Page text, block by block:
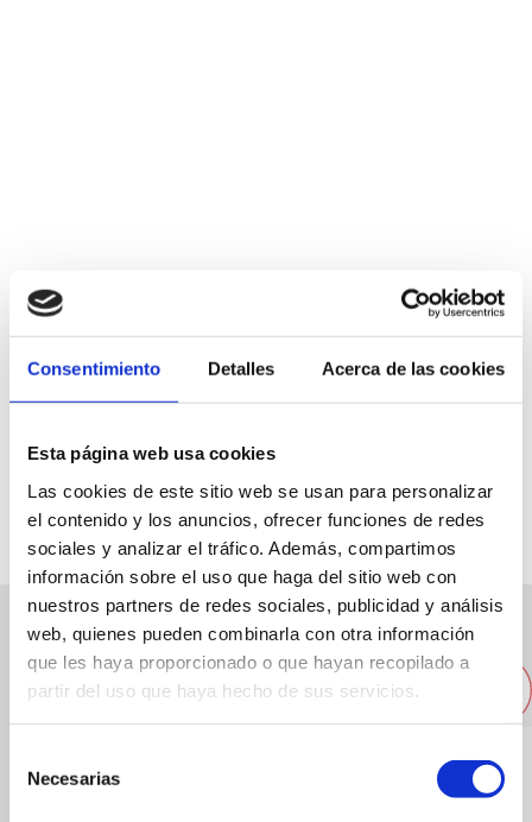
Consentimiento Detalles Acerca de las cookies
Esta página web usa cookies
Las cookies de este sitio web se usan para personalizar
el contenido y los anuncios, ofrecer funciones de redes
sociales y analizar el tráfico. Además, compartimos
información sobre el uso que haga del sitio web con
nuestros partners de redes sociales, publicidad y análisis
web, quienes pueden combinarla con otra información
que les haya proporcionado o que hayan recopilado a
partir del uso que haya hecho de sus servicios.
Necesarias
Other nearby companies